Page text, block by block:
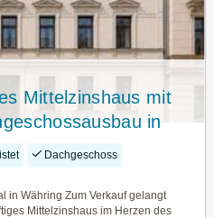
Mittelzinshaus mit
in
Dachgeschoss
in Währing Zum Verkauf gelangt
Mittelzinshaus im Herzen des